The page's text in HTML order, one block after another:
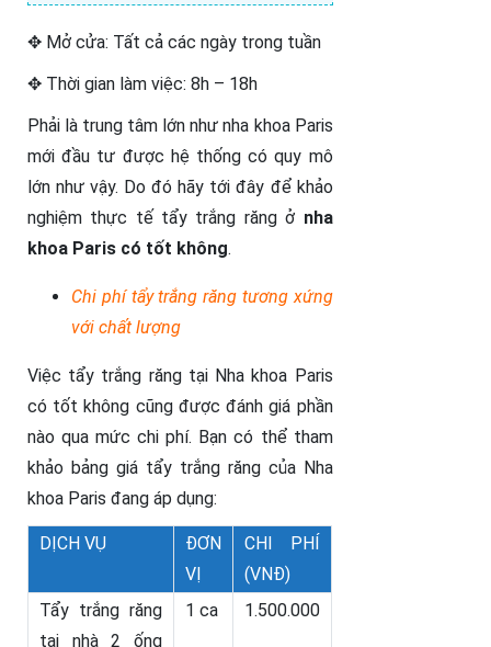
✥ Mở cửa: Tất cả các ngày trong tuần
✥ Thời gian làm việc: 8h – 18h
Phải là trung tâm lớn như nha khoa Paris
mới đầu tư được hệ thống có quy mô
lớn như vậy. Do đó hãy tới đây để khảo
nghiệm thực tế tẩy trắng răng ở nha
khoa Paris có tốt không.
Chi phí tẩy trắng răng tương xứng
với chất lượng
Việc tẩy trắng răng tại Nha khoa Paris
có tốt không cũng được đánh giá phần
nào qua mức chi phí. Bạn có thể tham
khảo bảng giá tẩy trắng răng của Nha
khoa Paris đang áp dụng:
DỊCH VỤ
ĐƠN
VỊ
CHI PHÍ
(VNĐ)
Tẩy trắng răng
tại nhà 2 ống
1 ca 1.500.000